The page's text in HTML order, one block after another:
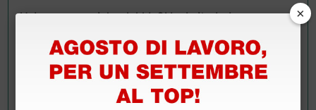
Hai ancora qualche dubbio? Vuoi ulteriori
Invia ora la tua domanda ai colleghi che hanno già
acquistato questo prodotto.
×